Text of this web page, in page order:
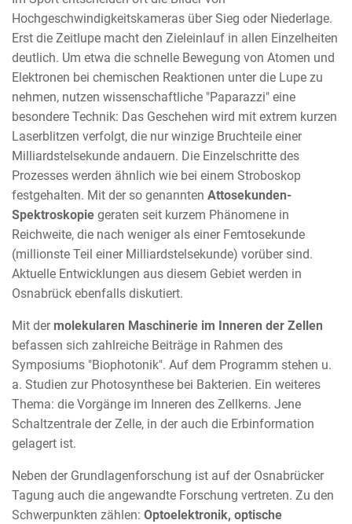
Hochgeschwindigkeitskameras über Sieg oder Niederlage.
Erst die Zeitlupe macht den Zieleinlauf in allen Einzelheiten
deutlich. Um etwa die schnelle Bewegung von Atomen und
Elektronen bei chemischen Reaktionen unter die Lupe zu
nehmen, nutzen wissenschaftliche "Paparazzi" eine
besondere Technik: Das Geschehen wird mit extrem kurzen
Laserblitzen verfolgt, die nur winzige Bruchteile einer
Milliardstelsekunde andauern. Die Einzelschritte des
Prozesses werden ähnlich wie bei einem Stroboskop
festgehalten. Mit der so genannten Attosekunden-
Spektroskopie geraten seit kurzem Phänomene in
Reichweite, die nach weniger als einer Femtosekunde
(millionste Teil einer Milliardstelsekunde) vorüber sind.
Aktuelle Entwicklungen aus diesem Gebiet werden in
Osnabrück ebenfalls diskutiert.
Mit der molekularen Maschinerie im Inneren der Zellen
befassen sich zahlreiche Beiträge in Rahmen des
Symposiums "Biophotonik". Auf dem Programm stehen u.
a. Studien zur Photosynthese bei Bakterien. Ein weiteres
Thema: die Vorgänge im Inneren des Zellkerns. Jene
Schaltzentrale der Zelle, in der auch die Erbinformation
gelagert ist.
Neben der Grundlagenforschung ist auf der Osnabrücker
Tagung auch die angewandte Forschung vertreten. Zu den
Schwerpunkten zählen: Optoelektronik, optische